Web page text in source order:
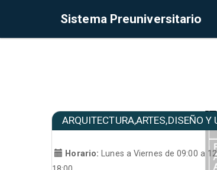
Sistema Preuniversitario
ARQUITECTURA,ARTES,DISEÑO Y
Horario:
Lunes a Viernes de 09:00 a